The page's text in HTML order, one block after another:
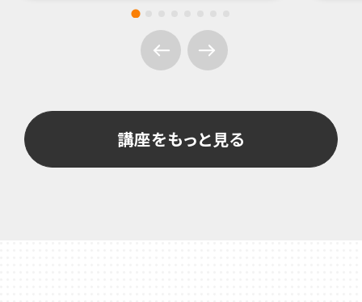
講座をもっと見る